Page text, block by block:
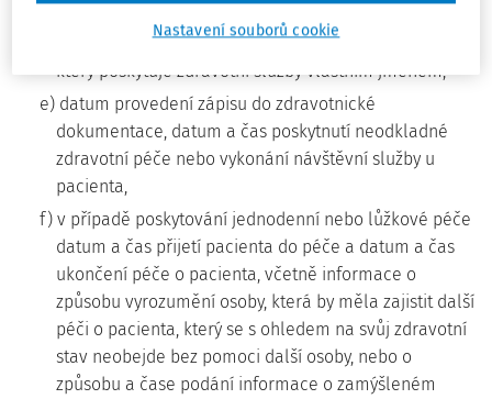
dokumentace; to neplatí v případě poskytovatele,
který poskytuje zdravotní služby vlastním jménem,
e) datum provedení zápisu do zdravotnické
dokumentace, datum a čas poskytnutí neodkladné
zdravotní péče nebo vykonání návštěvní služby u
pacienta,
f) v případě poskytování jednodenní nebo lůžkové péče
datum a čas přijetí pacienta do péče a datum a čas
ukončení péče o pacienta, včetně informace o
způsobu vyrozumění osoby, která by měla zajistit další
péči o pacienta, který se s ohledem na svůj zdravotní
stav neobejde bez pomoci další osoby, nebo o
způsobu a čase podání informace o zamýšleném
Nastavení souborů cookie